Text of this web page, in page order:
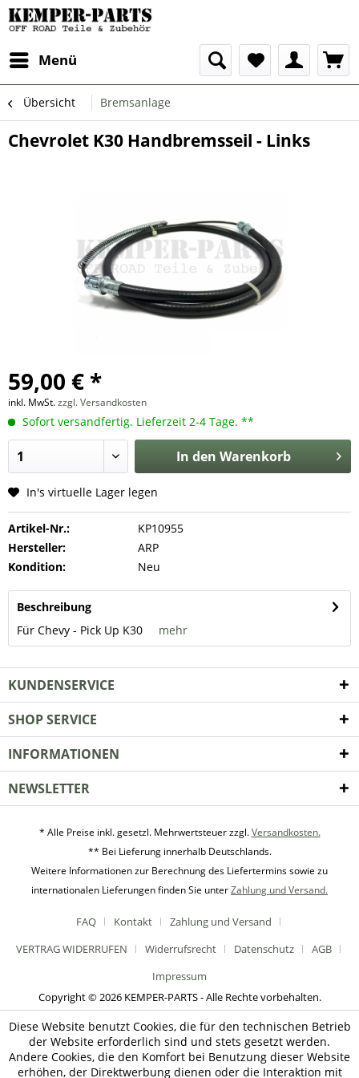
Menü
Übersicht Bremsanlage
Chevrolet K30 Handbremsseil - Links
59,00 € *
inkl. MwSt.zzgl. Versandkosten
Sofort versandfertig. Lieferzeit 2-4 Tage. **
In den Warenkorb
In's virtuelle Lager legen
Artikel-Nr.:
KP10955
Hersteller:
ARP
Kondition:
Neu
Beschreibung
Für Chevy - Pick Up K30 mehr
KUNDENSERVICE
SHOP SERVICE
INFORMATIONEN
NEWSLETTER
* Alle Preise inkl. gesetzl. Mehrwertsteuer zzgl.Versandkosten.
** Bei Lieferung innerhalb Deutschlands.
Weitere Informationen zur Berechnung des Liefertermins sowie zu
internationalen Lieferungen finden Sie unterZahlung und Versand.
FAQ Kontakt
Zahlung und Versand
VERTRAG WIDERRUFEN
Widerrufsrecht Datenschutz
AGB
Impressum
Copyright © 2026 KEMPER-PARTS - Alle Rechte vorbehalten.
Diese Website benutzt Cookies, die für den technischen Betrieb
der Website erforderlich sind und stets gesetzt werden.
Andere Cookies, die den Komfort bei Benutzung dieser Website
erhöhen, der Direktwerbung dienen oder die Interaktion mit